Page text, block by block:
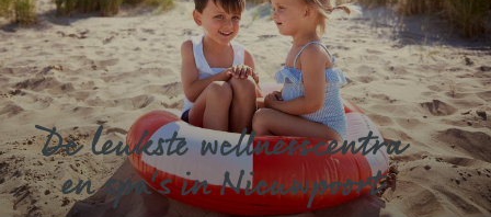
De leukste wellnesscentra
en spa's in Nieuwpoort